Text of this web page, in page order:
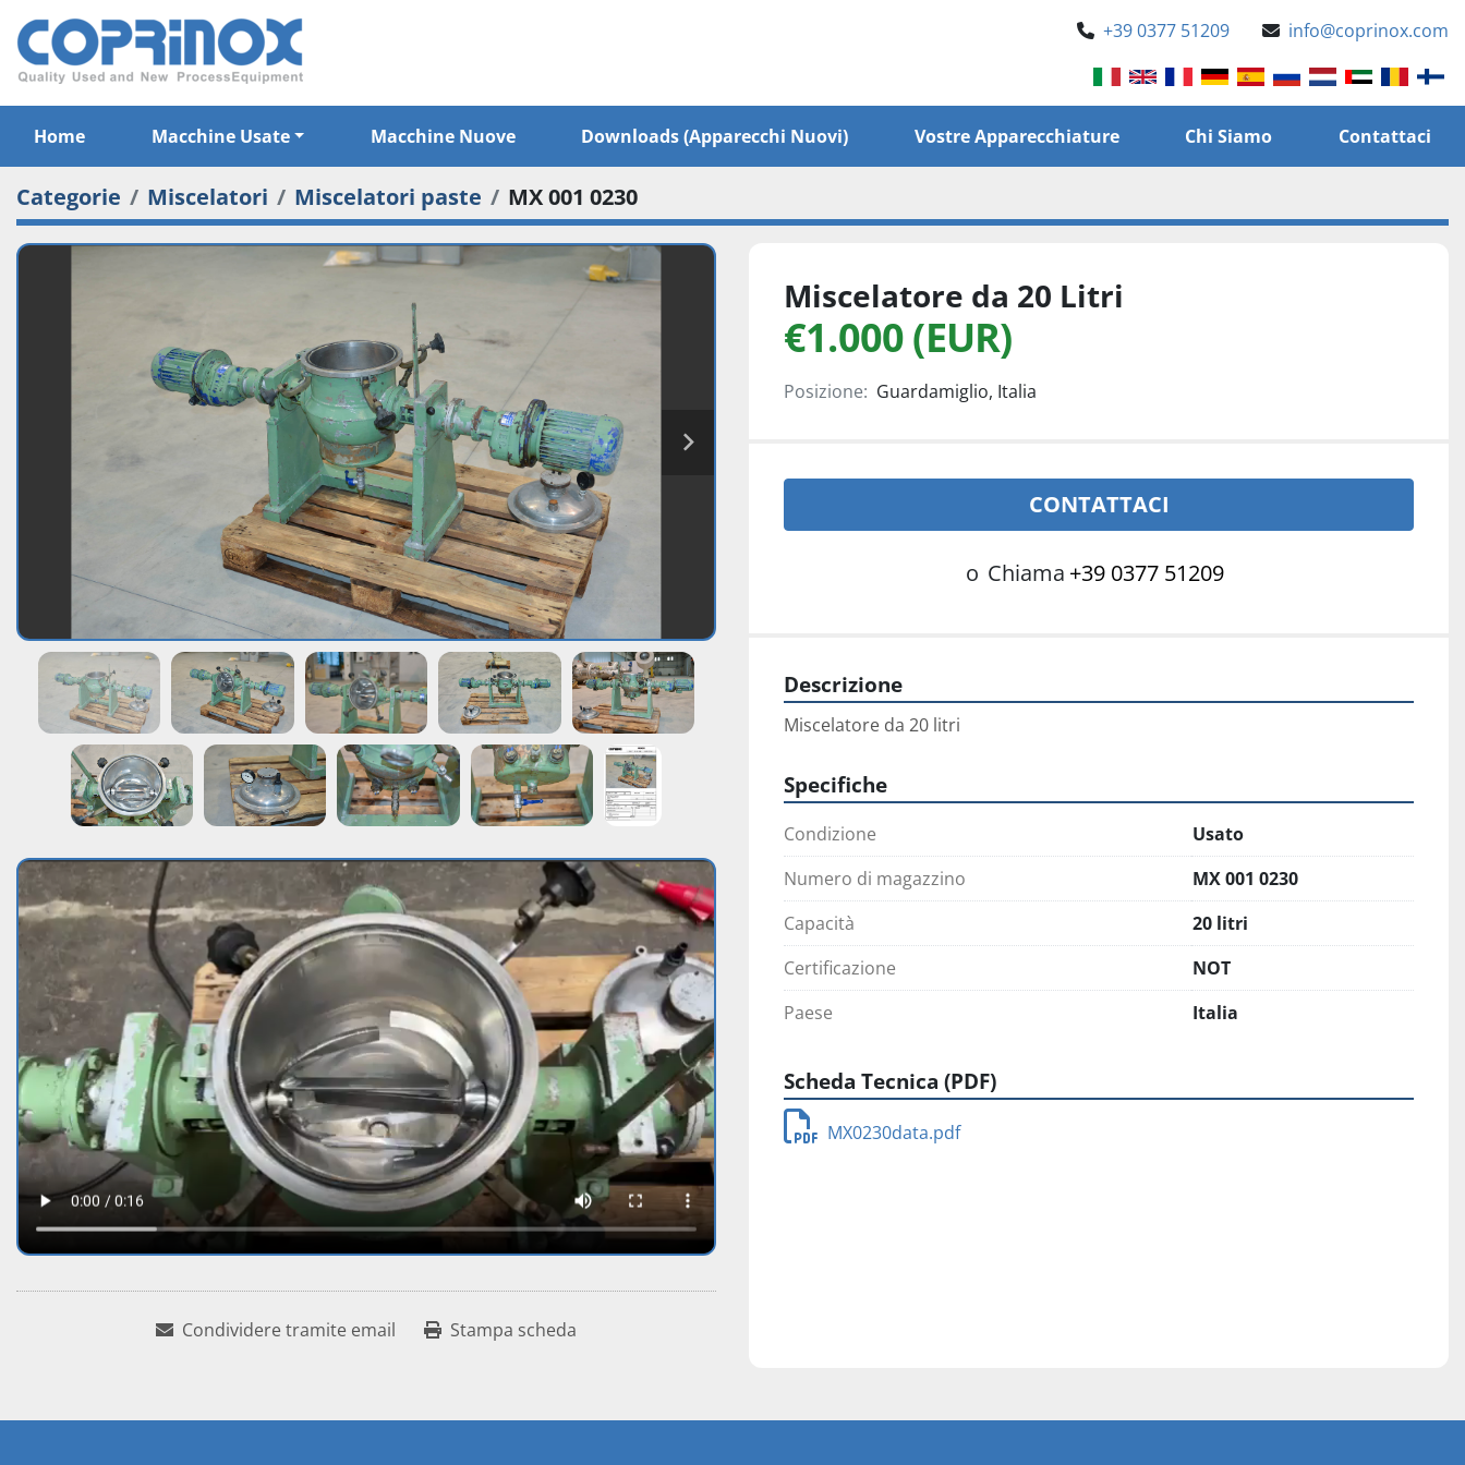
+39 0377 51209 info@coprinox.com
Home Macchine Usate Macchine Nuove Downloads (apparecchi Nuovi) Vostre Apparecchiature Chi Siamo Contattaci
Categorie Miscelatori Miscelatori paste MX 001 0230
Condividere tramite email Stampa scheda
Miscelatore da 20 Litri
€1.000 (EUR)
Posizione: Guardamiglio, Italia
CONTATTACI
o Chiama +39 0377 51209
Descrizione
Miscelatore da 20 litri
Specifiche
Condizione
Usato
Numero di magazzino
MX 001 0230
Capacità
20 litri
Certificazione
NOT
Paese
Italia
Scheda Tecnica (PDF)
MX0230data.pdf